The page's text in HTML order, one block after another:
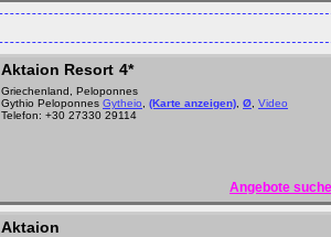
Aktaion Resort 4*
Griechenland, Peloponnes
Gythio Peloponnes Gytheio (Karte anzeigen) Ø Video
Telefon: +30 27330 29114
Angebote
Aktaion